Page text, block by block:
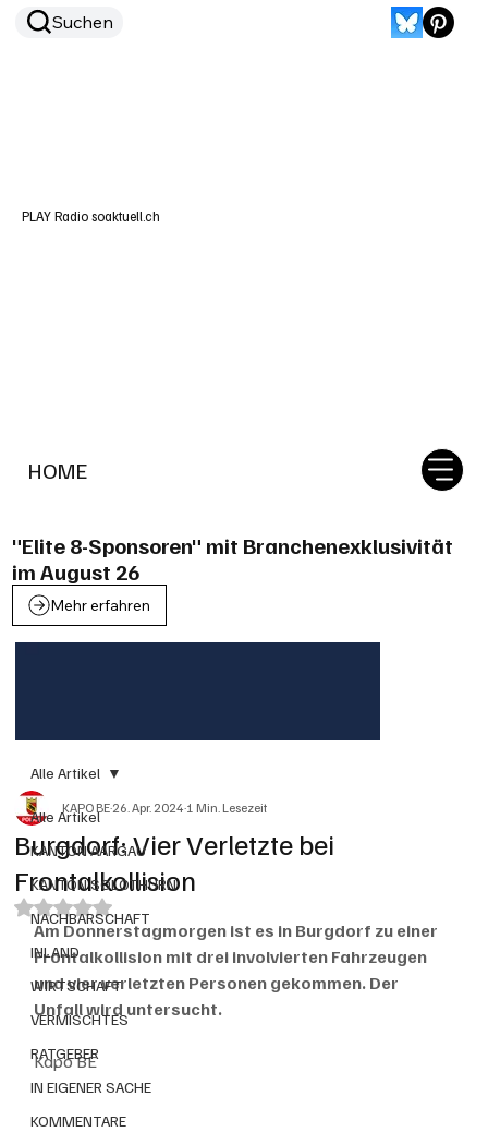
HOME
Suchen
PLAY Radio soaktuell.ch
"Elite 8-Sponsoren" mit Branchenexklusivität
im August 26
Mehr erfahren
Alle Artikel
KANTON AARGAU
KANTON SOLOTHURN
NACHBARSCHAFT
INLAND
WIRTSCHAFT
VERMISCHTES
RATGEBER
IN EIGENER SACHE
KOMMENTARE
Alle Artikel
Burgdorf: Vier Verletzte bei
Frontalkollision
KAPO BE26. Apr. 20241 Min. Lesezeit
Mit NaN von 5 Sternen bewertet.
Am Donnerstagmorgen ist es in Burgdorf zu einer
Frontalkollision mit drei involvierten Fahrzeugen
und vier verletzten Personen gekommen. Der
Unfall wird untersucht.
Kapo BE